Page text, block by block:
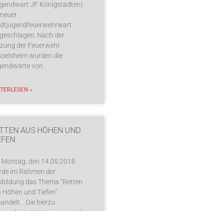
JF Königstädten)
Nach der
der Feuerwehr
wurden die
von
»
AUS HÖHEN UND
Montag, den 14.05.2018
im Rahmen der
das Thema “Retten
Höhen und Tiefen”
Die hierzu